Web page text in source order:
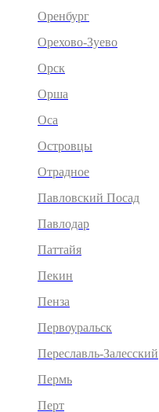
Оренбург
Орехово-Зуево
Орск
Орша
Оса
Островцы
Отрадное
Павловский Посад
Павлодар
Паттайя
Пекин
Пенза
Первоуральск
Переславль-Залесский
Пермь
Перт